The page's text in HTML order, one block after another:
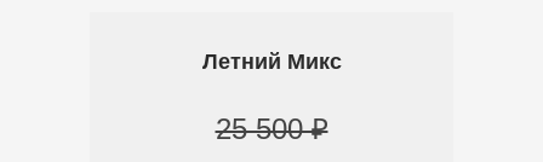
Летний Микс
25 500 ₽